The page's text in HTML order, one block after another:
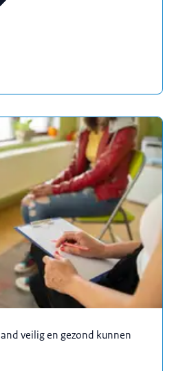
veilig en gezond kunnen